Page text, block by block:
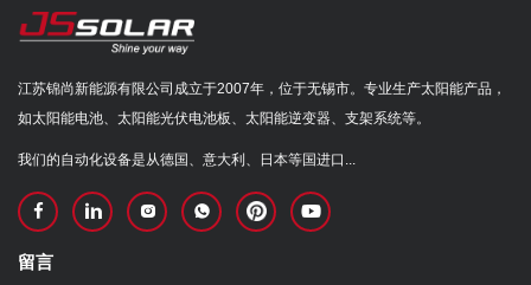
江苏锦尚新能源有限公司成立于2007年，位于无锡市。专业生产太阳能产品，
如太阳能电池、太阳能光伏电池板、太阳能逆变器、支架系统等。
我们的自动化设备是从德国、意大利、日本等国进口...
留言